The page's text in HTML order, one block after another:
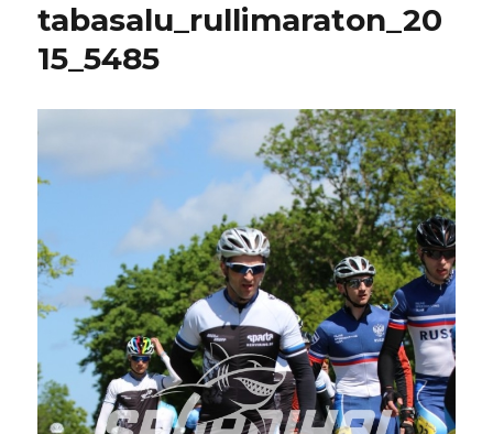
tabasalu_rullimaraton_20
15_5485